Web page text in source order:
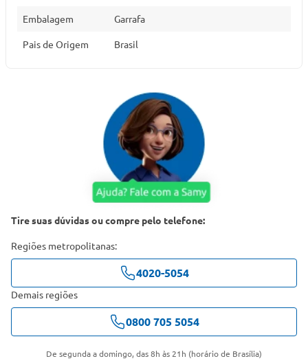
Embalagem Garrafa
Pais de Origem Brasil
Tire suas dúvidas ou compre pelo telefone:
Regiões metropolitanas:
4020-5054
Demais regiões
0800 705 5054
De segunda a domingo, das 8h às 21h (horário de Brasília)